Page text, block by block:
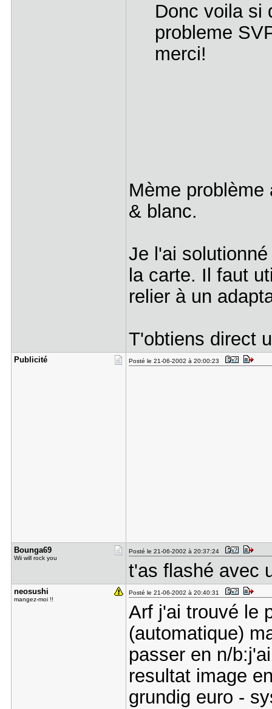
Donc voila si
probleme
merci!
Mème
& blanc.
Je l'ai
la carte. Il faut
relier à un
T'obtiens direct
Publicité Posté le 21-06-2002 à 20:00:23
Bounga69
Wii will rock you
Posté le 21-06-2002 à 20:37:24
t'as flashé avec
neosushi
mangez-moi !!
Posté le 21-06-2002 à 20:40:31
Arf j'ai trouvé le
(automatique)
passer en n/
resultat image
grundig euro -